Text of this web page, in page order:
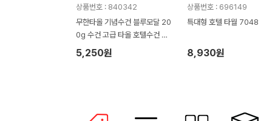
상품번호 : 840342
무한타올 기념수건 블루모달 20
0g 수건 고급 타올 호텔수건 M
H03
5,250원
상품번호 : 696149
특대형 호텔 타월 7048
8,930원